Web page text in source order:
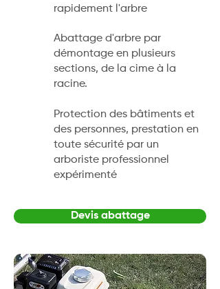
rapidement l'arbre
Abattage d'arbre par
démontage en plusieurs
sections, de la cime à la
racine.
Protection des bâtiments et
des personnes, prestation en
toute sécurité par un
arboriste professionnel
expérimenté
Devis abattage